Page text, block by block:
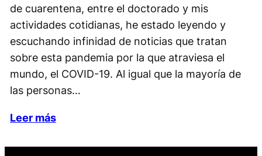
de cuarentena, entre el doctorado y mis
actividades cotidianas, he estado leyendo y
escuchando infinidad de noticias que tratan
sobre esta pandemia por la que atraviesa el
mundo, el COVID-19. Al igual que la mayoría de
las personas…
Leer más